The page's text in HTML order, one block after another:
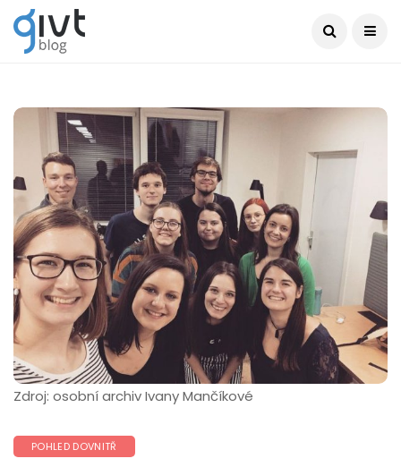
Zdroj: osobní archiv Ivany Mančíkové
POHLED DOVNITŘ